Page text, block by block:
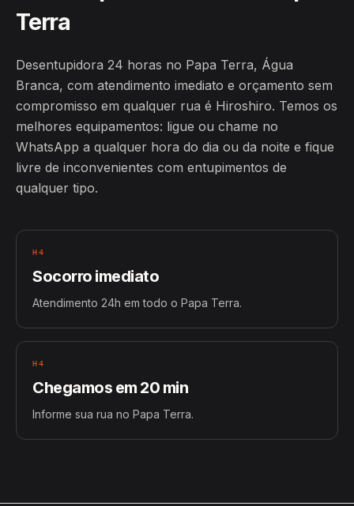
Terra
Desentupidora 24 horas no Papa Terra, Água
Branca, com atendimento imediato e orçamento sem
compromisso em qualquer rua é Hiroshiro. Temos os
melhores equipamentos: ligue ou chame no
WhatsApp a qualquer hora do dia ou da noite e fique
livre de inconvenientes com entupimentos de
qualquer tipo.
H4
Socorro imediato
Atendimento 24h em todo o Papa Terra.
H4
Chegamos em 20 min
Informe sua rua no Papa Terra.